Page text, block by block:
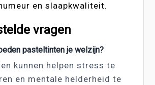
en slaapkwaliteit.
vragen
pasteltinten je welzijn?
kunnen helpen stress te
en mentale helderheid te